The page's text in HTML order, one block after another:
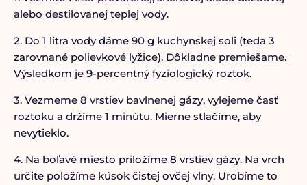
alebo destilovanej teplej vody.
2. Do 1 litra vody dáme 90 g kuchynskej soli (teda 3
zarovnané polievkové lyžice). Dôkladne premiešame.
Výsledkom je 9-percentný fyziologický roztok.
3. Vezmeme 8 vrstiev bavlnenej gázy, vylejeme časť
roztoku a držíme 1 minútu. Mierne stlačíme, aby
nevytieklo.
4. Na boľavé miesto priložíme 8 vrstiev gázy. Na vrch
určite položíme kúsok čistej ovčej vlny. Urobíme to